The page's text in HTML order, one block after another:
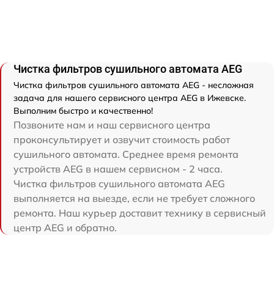
Чистка фильтров сушильного автомата AEG
Чистка фильтров сушильного автомата AEG - несложная
задача для нашего сервисного центра AEG в Ижевске.
Выполним быстро и качественно!
Позвоните нам и наш сервисного центра
проконсультирует и озвучит стоимость работ
сушильного автомата. Среднее время ремонта
устройств AEG в нашем сервисном - 2 часа.
Чистка фильтров сушильного автомата AEG
выполняется на выезде, если не требует сложного
ремонта. Наш курьер доставит технику в сервисный
центр AEG и обратно.